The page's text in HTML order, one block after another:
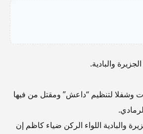
والبادية.
وشفلا لتنظيم “داعش” ومقتل من فيها
والبادية اللواء الركن ضياء كاظم إن